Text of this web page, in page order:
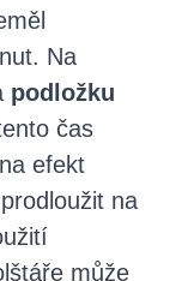
Na
podložku
čas
efekt
na
může